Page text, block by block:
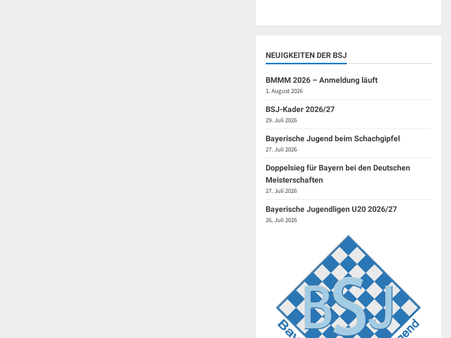
NEUIGKEITEN DER BSJ
BMMM 2026 – Anmeldung läuft
1. August 2026
BSJ-Kader 2026/27
29. Juli 2026
Bayerische Jugend beim Schachgipfel
27. Juli 2026
Doppelsieg für Bayern bei den Deutschen
Meisterschaften
27. Juli 2026
Bayerische Jugendligen U20 2026/27
26. Juli 2026